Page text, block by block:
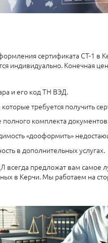
сертификата СТ-1 в
индивидуально. Конечная
и его код ТН ВЭД.
требуется получить
полного комплекта
«дооформить»
в дополнительных услугах.
всегда предложат вам самое
в Керчи. Мы работаем на